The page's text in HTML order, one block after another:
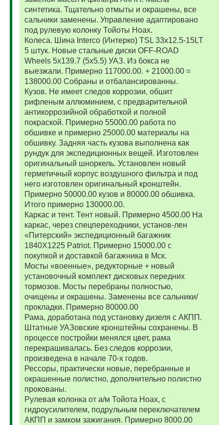
синтетика. Тщательно отмыты и окрашены, все
сальники заменены. Управление адаптировано
под рулевую колонку Тойоты Ноах.
Колеса. Шина Interco (Интерко) TSL 33x12.5-15LT
5 штук. Новые стальные диски OFF-ROAD
Wheels 5x139.7 (5x5.5) УАЗ. Из бокса не
выезжали. Примерно 117000.00. + 21000.00 =
138000.00 Собраны и отбалансированны.
Кузов. Не имеет следов коррозии, обшит
рифленым аллюминием, с предварительной
антикоррозийной обработкой и полной
покраской. Примерно 55000.00 работа по
обшивке и примерно 25000.00 материалы на
обшивку. Задняя часть кузова выполнена как
рундук для экспедиционных вещей. Изготовлен
оригинальный шноркель. Установлен новый
герметичный корпус воздушного фильтра и под
него изготовлен оригинальный кронштейн.
Примерно 50000.00 кузов и 80000.00 обшивка.
Итого примерно 130000.00.
Каркас и тент. Тент новый. Примерно 4500.00 На
каркас, через спецпереходники, установ-лен
«Питерский» экспедиционный багажник
1840Х1225 Patriot. Примерно 15000.00 с
покупкой и доставкой багажника в Мск.
Мосты «военные», редукторные + новый
установочный комплект дисковых передних
тормозов. Мосты перебраны полностью,
очищены и окрашены. Заменены все сальники/
прокладки. Примерно 80000.00
Рама, доработана под установку дизеля с АКПП.
Штатные УАЗовские кронштейны сохранены. В
процессе постройки менялся цвет, рама
перекрашивалась. Без следов коррозии,
произведена в начале 70-х годов.
Рессоры, практически новые, перебранные и
окрашенные полистно, дополнительно полистно
прокованы.
Рулевая колонка от а/м Тойота Ноах, с
гидроусилителем, подрульным переключателем
АКПП и замком зажигания. Примерно 8000.00